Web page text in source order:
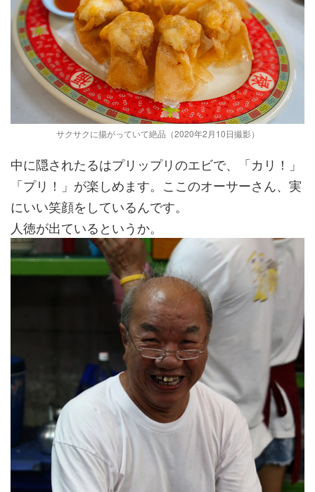
サクサクに揚がっていて絶品（2020年2月10日撮影）
中に隠されたるはプリップリのエビで、「カリ！」
「プリ！」が楽しめます。ここのオーサーさん、実
にいい笑顔をしているんです。
人徳が出ているというか。